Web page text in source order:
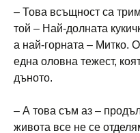
– Това всъщност са
той – Най-долната
а най-горната – Митко.
една оловна тежест,
дъното.
– А това съм аз –
живота все не се